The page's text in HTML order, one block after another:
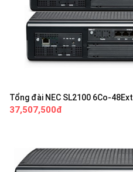
Tổng đài NEC SL2100 6Co-48Ext
37,507,500đ